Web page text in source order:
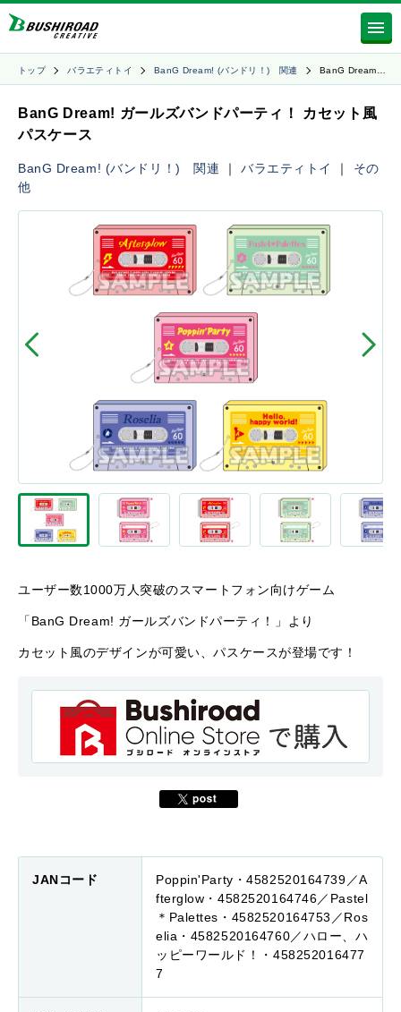
トップ バラエティトイ BanG Dream! (バンドリ！) 関連 BanG Dream…
BanG Dream! ガールズバンドパーティ！ カセット風
パスケース
BanG Dream! (バンドリ！) 関連 ｜バラエティトイ ｜ その
他
ユーザー数1000万人突破のスマートフォン向けゲーム
「BanG Dream! ガールズバンドパーティ！」より
カセット風のデザインが可愛い、パスケースが登場です！
JANコード
Poppin'Party・4582520164739／A
fterglow・4582520164746／Pastel
＊Palettes・4582520164753／Ros
elia・4582520164760／ハロー、ハ
ッピーワールド！・458252016477
7